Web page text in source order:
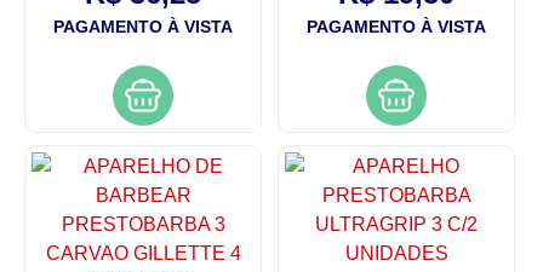
PAGAMENTO À VISTA PAGAMENTO À VISTA